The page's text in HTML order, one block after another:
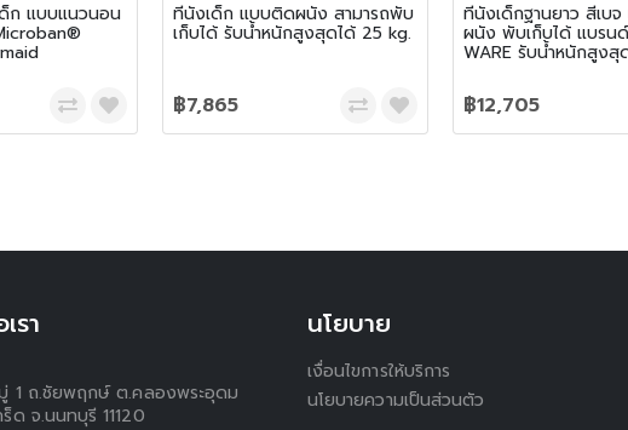
ก แบบแนวนอน ที่นั่งเด็ก แบบติดผนัง สามารถพับ
เก็บได้ รับน้ำหนักสูงสุดได้ 25 kg.
฿7,865
ที่นั่งเด็กฐานยาว สีเบ
ผนัง พับเก็บได้ แบรน
WARE รับน้ำหนักสูงสุ
฿12,705
รา
1 ถ.ชัยพฤกษ์ ต.คลองพระอุดม
ร็ด จ.นนทบุรี 11120
นโยบาย
เงื่อนไขการให้บริการ
นโยบายความเป็นส่วนตัว